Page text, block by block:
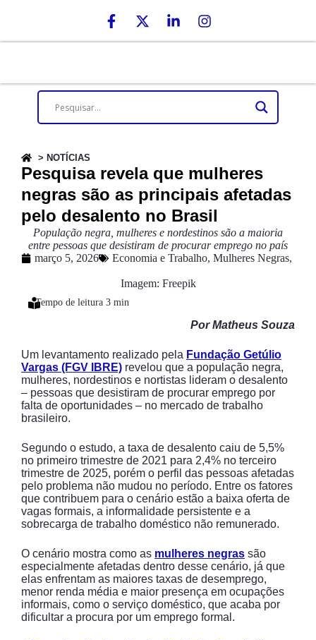
> NOTÍCIAS
Pesquisa revela que mulheres
negras são as principais afetadas
pelo desalento no Brasil
População negra, mulheres e nordestinos são a maioria
entre pessoas que desistiram de procurar emprego no país
março 5, 2026
Economia e Trabalho, Mulheres Negras,
Imagem: Freepik
Por Matheus Souza
Um levantamento realizado pela Fundação Getúlio
Vargas (FGV IBRE) revelou que a população negra,
mulheres, nordestinos e nortistas lideram o desalento
– pessoas que desistiram de procurar emprego por
falta de oportunidades – no mercado de trabalho
brasileiro.
Segundo o estudo, a taxa de desalento caiu de 5,5%
no primeiro trimestre de 2021 para 2,4% no terceiro
trimestre de 2025, porém o perfil das pessoas afetadas
pelo problema não mudou no período. Entre os fatores
que contribuem para o cenário estão a baixa oferta de
vagas formais, a informalidade persistente e a
sobrecarga de trabalho doméstico não remunerado.
O cenário mostra como as mulheres negras são
especialmente afetadas dentro desse cenário, já que
elas enfrentam as maiores taxas de desemprego,
menor renda média e maior presença em ocupações
informais, como o serviço doméstico, que acaba por
dificultar a procura por um emprego formal.